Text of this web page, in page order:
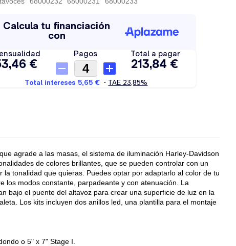
agrade a las masas, el sistema de iluminación Harley-Davidson
de colores brillantes, que se pueden controlar con un
tonalidad que quieras. Puedes optar por adaptarlo al color de tu
los modos constante, parpadeante y con atenuación. La
bajo el puente del altavoz para crear una superficie de luz en la
Los kits incluyen dos anillos led, una plantilla para el montaje
o 5" x 7" Stage I.